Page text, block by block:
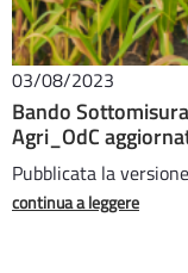
03/08/2023
Bando
Agri_OdC
Pubblicata la
continua a leggere